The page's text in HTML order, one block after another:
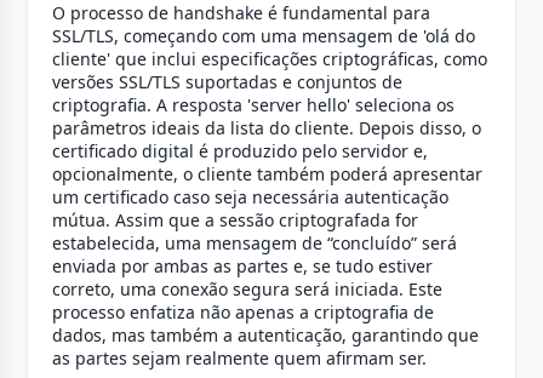
O processo de handshake é fundamental para
SSL/TLS, começando com uma mensagem de 'olá do
cliente' que inclui especificações criptográficas, como
versões SSL/TLS suportadas e conjuntos de
criptografia. A resposta 'server hello' seleciona os
parâmetros ideais da lista do cliente. Depois disso, o
certificado digital é produzido pelo servidor e,
opcionalmente, o cliente também poderá apresentar
um certificado caso seja necessária autenticação
mútua. Assim que a sessão criptografada for
estabelecida, uma mensagem de “concluído” será
enviada por ambas as partes e, se tudo estiver
correto, uma conexão segura será iniciada. Este
processo enfatiza não apenas a criptografia de
dados, mas também a autenticação, garantindo que
as partes sejam realmente quem afirmam ser.